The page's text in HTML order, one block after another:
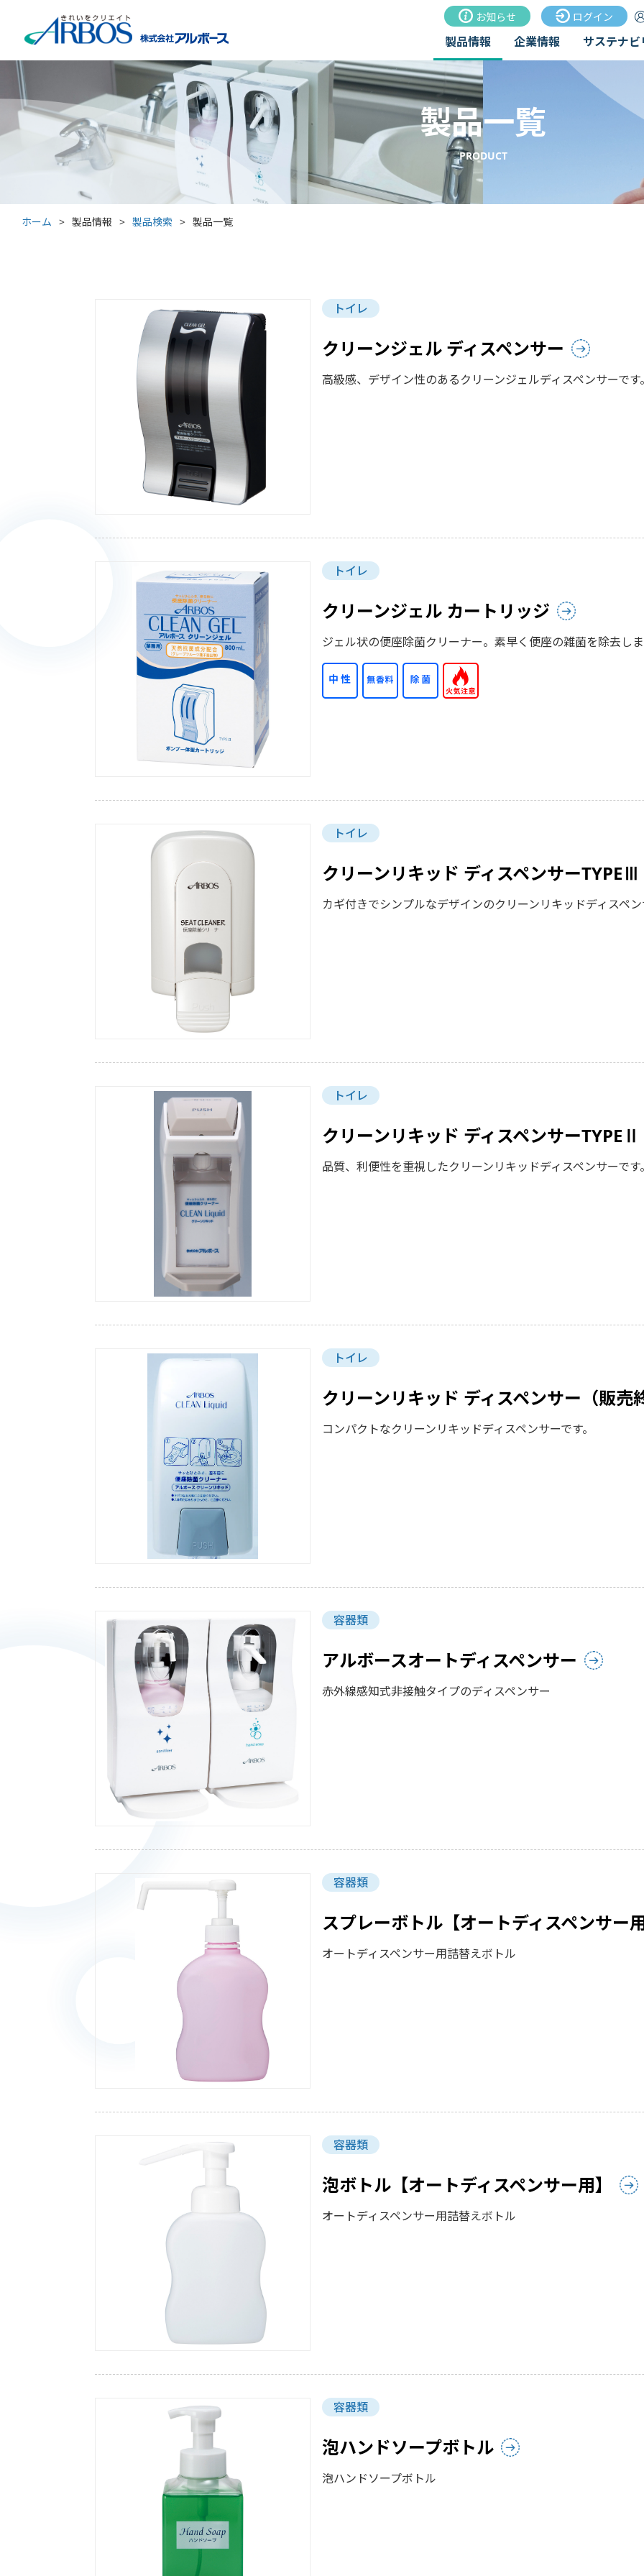
お知らせ ログイン
製品情報 企業情報 サステナビ
製品一覧
PRODUCT
ホーム > 製品情報 > 製品検索 > 製品一覧
トイレ
クリーンジェル ディスペンサー
高級感、デザイン性のあるクリーンジェルディスペンサーです
トイレ
クリーンジェル カートリッジ
ジェル状の便座除菌クリーナー。素早く便座の雑菌を除去し
トイレ
クリーンリキッド ディスペンサーTYPEⅢ
カギ付きでシンプルなデザインのクリーンリキッドディスペ
トイレ
クリーンリキッド ディスペンサーTYPEⅡ
品質、利便性を重視したクリーンリキッドディスペンサーです
トイレ
クリーンリキッド ディスペンサー（販売
コンパクトなクリーンリキッドディスペンサーです。
容器類
アルボースオートディスペンサー
赤外線感知式非接触タイプのディスペンサー
容器類
スプレーボトル【オートディスペンサー
オートディスペンサー用詰替えボトル
容器類
泡ボトル【オートディスペンサー用】
オートディスペンサー用詰替えボトル
容器類
泡ハンドソープボトル
泡ハンドソープボトル